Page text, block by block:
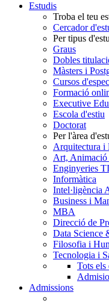
Estudis
Troba el teu
Cercador
Per tipus
Graus
Dobles
Màsters i
Cursos
Formació
Executive
Escola d'estiu
Doctorat
Per l'àrea
Arquitectura i
Art,
Enginyeries
Informàtica
Intel·ligència
Business i
MBA
Direcció de
Data Science
Filosofia i
Tecnologia i
Tots els
Admissions